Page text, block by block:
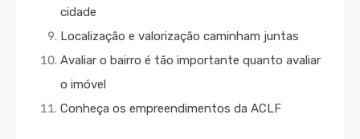
cidade
Localização e valorização caminham juntas
Avaliar o bairro é tão importante quanto avaliar
o imóvel
Conheça os empreendimentos da ACLF